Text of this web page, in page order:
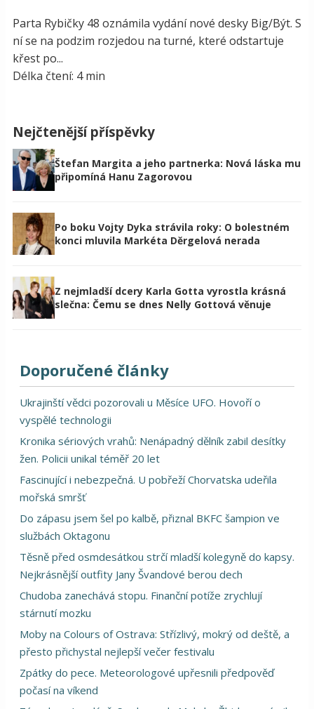
Parta Rybičky 48 oznámila vydání nové desky Big/Být. S
ní se na podzim rozjedou na turné, které odstartuje
křest po...
Délka čtení: 4 min
Nejčtenější příspěvky
Štefan Margita a jeho partnerka: Nová láska mu
připomíná Hanu Zagorovou
Po boku Vojty Dyka strávila roky: O bolestném
konci mluvila Markéta Děrgelová nerada
Z nejmladší dcery Karla Gotta vyrostla krásná
slečna: Čemu se dnes Nelly Gottová věnuje
Doporučené články
Ukrajinští vědci pozorovali u Měsíce UFO. Hovoří o
vyspělé technologii
Kronika sériových vrahů: Nenápadný dělník zabil desítky
žen. Policii unikal téměř 20 let
Fascinující i nebezpečná. U pobřeží Chorvatska udeřila
mořská smršť
Do zápasu jsem šel po kalbě, přiznal BKFC šampion ve
službách Oktagonu
Těsně před osmdesátkou strčí mladší kolegyně do kapsy.
Nejkrásnější outfity Jany Švandové berou dech
Chudoba zanechává stopu. Finanční potíže zrychlují
stárnutí mozku
Moby na Colours of Ostrava: Střízlivý, mokrý od deště, a
přesto přichystal nejlepší večer festivalu
Zpátky do pece. Meteorologové upřesnili předpověď
počasí na víkend